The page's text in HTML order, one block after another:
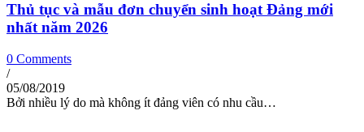
Thủ tục và mẫu đơn chuyển sinh hoạt Đảng mới
nhất năm 2026
0 Comments
/
05/08/2019
Bởi nhiều lý do mà không ít đảng viên có nhu cầu…